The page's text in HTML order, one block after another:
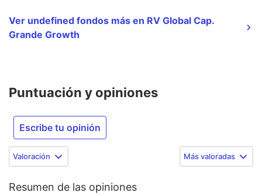
Ver undefined fondos más en RV Global Cap.
Grande Growth
Puntuación y opiniones
Escribe tu opinión
Valoración Más valoradas
Resumen de las opiniones